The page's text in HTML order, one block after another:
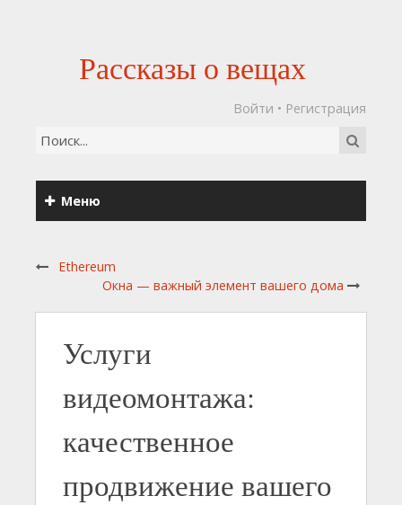
Рассказы о вещах
Войти • Регистрация
Меню
Ethereum
Окна — важный элемент вашего дома
Услуги
видеомонтажа:
качественное
продвижение вашего